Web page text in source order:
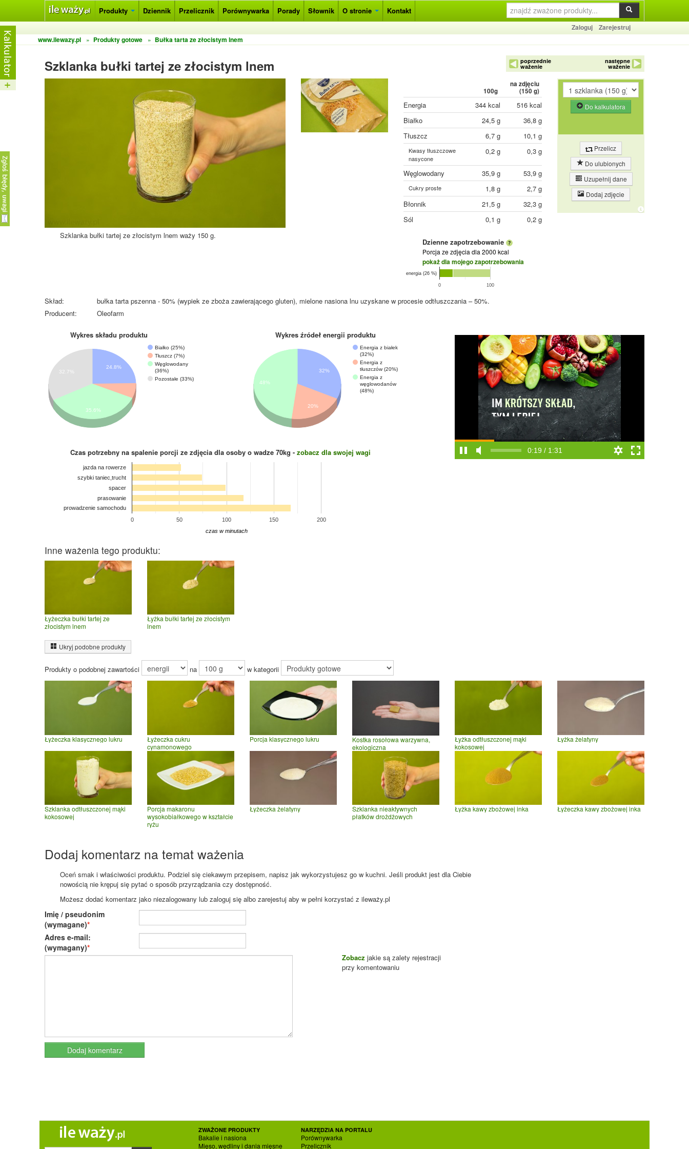
Produkty Dziennik Przelicznik Porównywarka Porady Słownik O stronie Kontakt
Zaloguj
Zarejestruj
www.ilewazy.pl
» Produkty gotowe » Bułka tarta ze złocistym lnem
Szklanka bułki tartej ze złocistym lnem poprzednie
ważenie
następne
ważenie
Szklanka bułki tartej ze złocistym lnem waży 150 g.
100g
na zdjęciu
(150 g)
Energia 344 kcal
516 kcal
Białko
24,5 g
36,8 g
Tłuszcz
6,7 g 10,1 g
Kwasy tłuszczowe
nasycone
0,2 g 0,3 g
Węglowodany 35,9 g 53,9 g
Cukry proste 1,8 g
2,7 g
Błonnik
21,5 g
32,3 g
Sól
0,1 g 0,2 g
Dzienne zapotrzebowanie
Porcja ze zdjęcia dla 2000 kcal
pokaż dla mojego zapotrzebowania
0 100
energia (26 %)
Do kalkulatora
Przelicz
Do ulubionych
Uzupełnij dane
Dodaj zdjęcie
Skład:
bułka tarta pszenna - 50% (wypiek ze zboża zawierającego gluten), mielone nasiona lnu uzyskane w procesie odtłuszczania – 50%.
Producent:
Oleofarm
Wykres składu produktu
Białko (25%)
Tłuszcz (7%)
Węglowodany
(36%)
Pozostałe (33%)
24.8%
32.7%
35.6%
Wykres źródeł energii produktu
Energia z białek
(32%)
Energia z
tłuszczów (20%)
Energia z
węglowodanów
(48%)
32%
48%
20%
Czas potrzebny na spalenie porcji ze zdjęcia dla osoby o wadze 70kg - zobacz dla swojej wagi
0 50 100 150 200
jazda na rowerze
szybki taniec,trucht
spacer
prasowanie
prowadzenie samochodu
czas w minutach
0:19 / 1:31
Inne ważenia tego produktu:
Łyżeczka bułki tartej ze
złocistym lnem
Łyżka bułki tartej ze złocistym
lnem
Ukryj podobne produkty
Produkty o podobnej zawartości na w kategorii
Łyżeczka klasycznego lukru
Łyżeczka cukru
cynamonowego
Porcja klasycznego lukru
Kostka rosołowa warzywna,
ekologiczna
Łyżka odtłuszczonej mąki
kokosowej
Łyżka żelatyny
Szklanka odtłuszczonej mąki
kokosowej
Porcja makaronu
wysokobiałkowego w kształcie
ryżu
Łyżeczka żelatyny
Szklanka nieaktywnych
płatków drożdżowych
Łyżka kawy zbożowej inka Łyżeczka kawy zbożowej inka
Dodaj komentarz na temat ważenia
Oceń smak i właściwości produktu. Podziel się ciekawym przepisem, napisz jak wykorzystujesz go w kuchni. Jeśli produkt jest dla Ciebie
nowością nie krępuj się pytać o sposób przyrządzania czy dostępność.
Możesz dodać komentarz jako niezalogowany lub zaloguj się albo zarejestuj aby w pełni korzystać z ileważy.pl
Imię / pseudonim
(wymagane)
Adres e-mail:
(wymagany)
Zobacz jakie są zalety rejestracji
przy komentowaniu
ZWAŻONE PRODUKTY
Bakalie i nasiona
Mięso, wędliny i dania mięsne
NARZĘDZIA NA PORTALU
Porównywarka
Przelicznik